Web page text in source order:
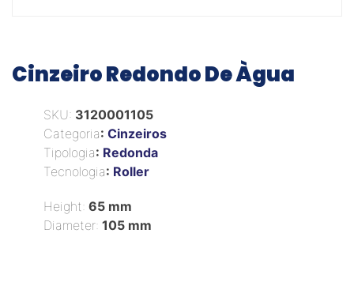
Cinzeiro Redondo De Àgua
SKU: 3120001105
Categoria: Cinzeiros
Tipologia: Redonda
Tecnologia: Roller
Height: 65 mm
Diameter: 105 mm